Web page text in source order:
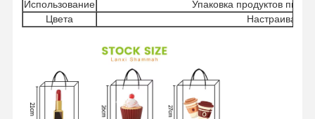
Использование
Упаковка продуктов
Цвета